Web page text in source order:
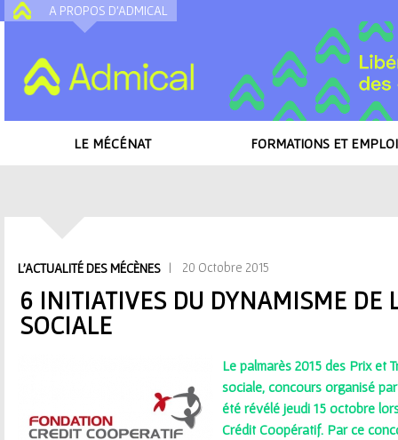
A PROPOS D'ADMICAL
LE MÉCÉNAT FORMATIONS ET
L'ACTUALITÉ DES MÉCÈNES | 20 Octobre 2015
6 INITIATIVES DU DYNAMISME DE
SOCIALE
Le palmarès 2015 des Prix et
sociale, concours organisé
été révélé jeudi 15 octobre
Crédit Coopératif. Par ce